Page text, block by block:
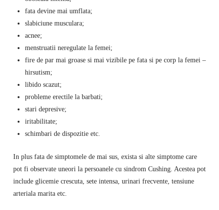
fata devine mai umflata;
slabiciune musculara;
acnee;
menstruatii neregulate la femei;
fire de par mai groase si mai vizibile pe fata si pe corp la femei –
hirsutism;
libido scazut;
probleme erectile la barbati;
stari depresive;
iritabilitate;
schimbari de dispozitie etc.
In plus fata de simptomele de mai sus, exista si alte simptome care
pot fi observate uneori la persoanele cu sindrom Cushing. Acestea pot
include glicemie crescuta, sete intensa, urinari frecvente, tensiune
arteriala marita etc.